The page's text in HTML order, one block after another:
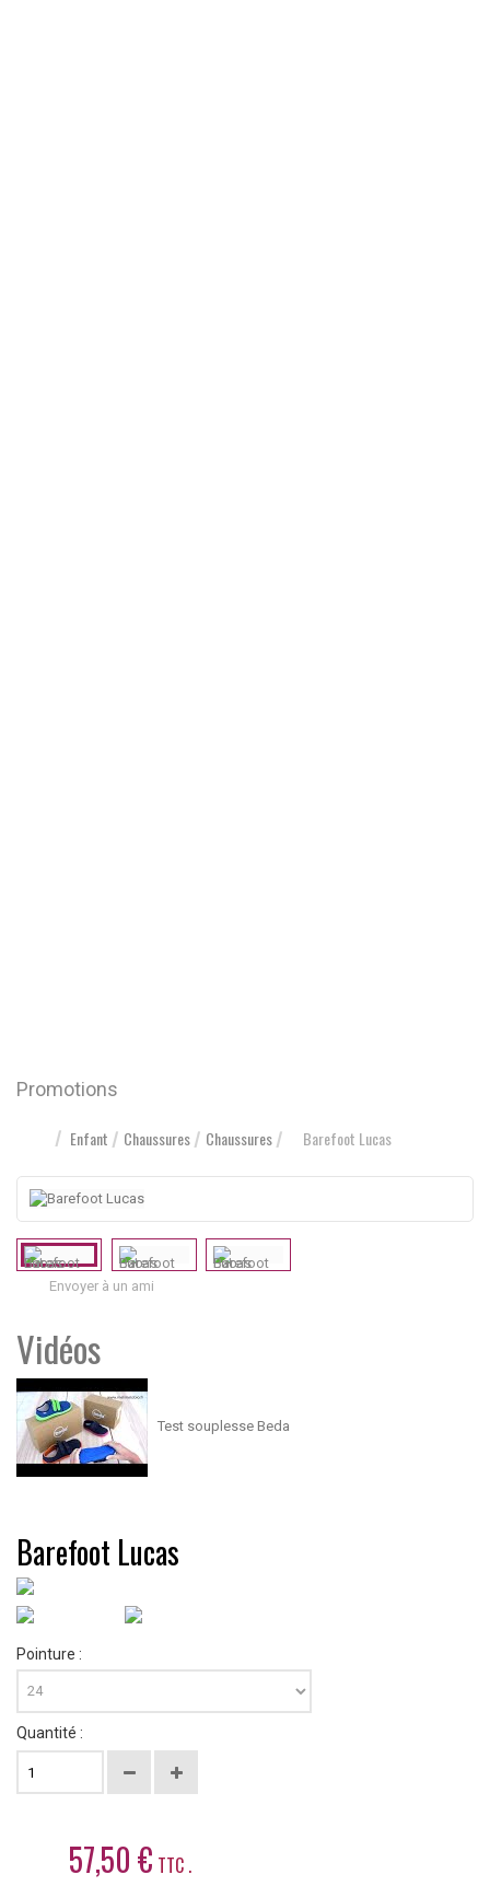
Promotions
Enfant Chaussures Chaussures Barefoot Lucas
Envoyer à un ami
Vidéos
Test souplesse Beda
Barefoot Lucas
Pointure :
Quantité :
57,50 € TTC .